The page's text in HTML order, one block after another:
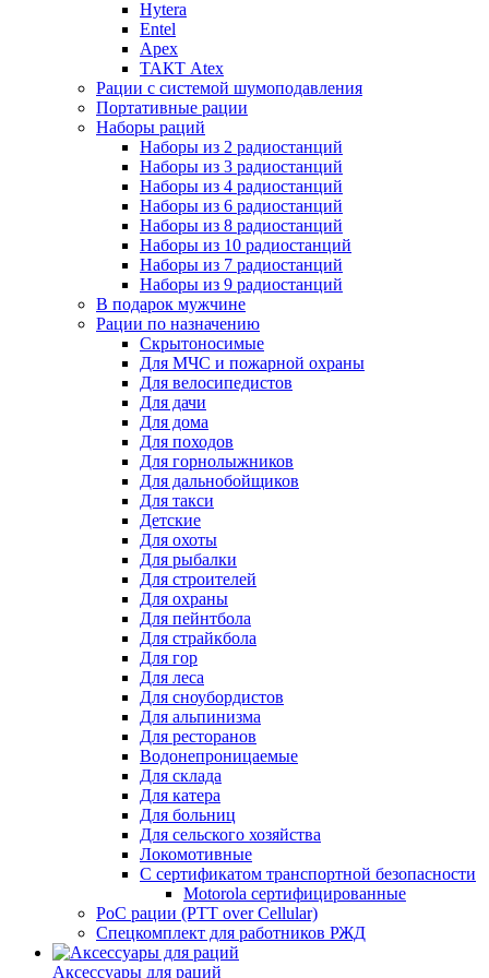
Hytera
Entel
Apex
ТАКТ Atex
Рации с системой шумоподавления
Портативные рации
Наборы раций
Наборы из 2 радиостанций
Наборы из 3 радиостанций
Наборы из 4 радиостанций
Наборы из 6 радиостанций
Наборы из 8 радиостанций
Наборы из 10 радиостанций
Наборы из 7 радиостанций
Наборы из 9 радиостанций
В подарок мужчине
Рации по назначению
Скрытоносимые
Для МЧС и пожарной охраны
Для велосипедистов
Для дачи
Для дома
Для походов
Для горнолыжников
Для дальнобойщиков
Для такси
Детские
Для охоты
Для рыбалки
Для строителей
Для охраны
Для пейнтбола
Для страйкбола
Для гор
Для леса
Для сноубордистов
Для альпинизма
Для ресторанов
Водонепроницаемые
Для склада
Для катера
Для больниц
Для сельского хозяйства
Локомотивные
С сертификатом транспортной безопасности
Motorola сертифицированные
PoC рации (PTT over Cellular)
Спецкомплект для работников РЖД
Аксессуары для раций